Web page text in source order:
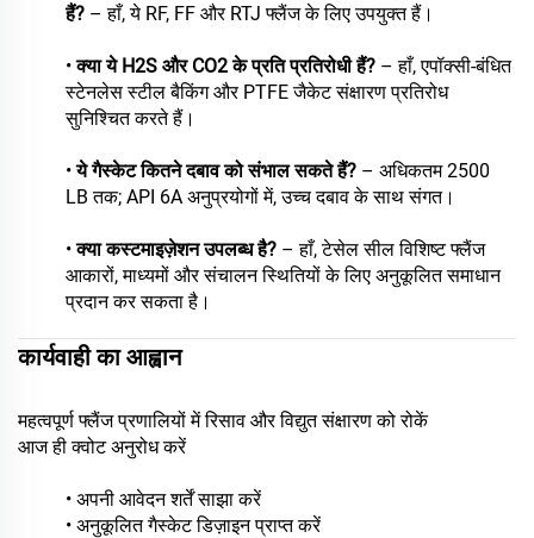
हैं? – हाँ, ये RF, FF और RTJ फ्लैंज के लिए उपयुक्त हैं।
•क्या ये H2S और CO2 के प्रति प्रतिरोधी हैं? – हाँ, एपॉक्सी-बंधित
स्टेनलेस स्टील बैकिंग और PTFE जैकेट संक्षारण प्रतिरोध
सुनिश्चित करते हैं।
•ये गैस्केट कितने दबाव को संभाल सकते हैं? – अधिकतम 2500
LB तक; API 6A अनुप्रयोगों में, उच्च दबाव के साथ संगत।
•क्या कस्टमाइज़ेशन उपलब्ध है? – हाँ, टेसेल सील विशिष्ट फ्लैंज
आकारों, माध्यमों और संचालन स्थितियों के लिए अनुकूलित समाधान
प्रदान कर सकता है।
कार्यवाही का आह्वान
महत्वपूर्ण फ्लैंज प्रणालियों में रिसाव और विद्युत संक्षारण को रोकें
आज ही क्वोट अनुरोध करें
• अपनी आवेदन शर्तें साझा करें
• अनुकूलित गैस्केट डिज़ाइन प्राप्त करें